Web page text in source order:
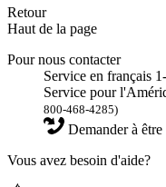
Retour
Haut de la page
Pour nous contacter
Service en français
Service pour
800-468-4285)
Demander à être
Vous avez besoin d'aide?